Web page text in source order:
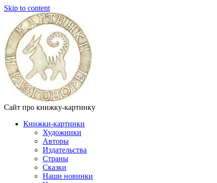
Skip to content
Сайт про книжку-картинку
Книжки-картинки
Художники
Авторы
Издательства
Страны
Сказки
Наши новинки